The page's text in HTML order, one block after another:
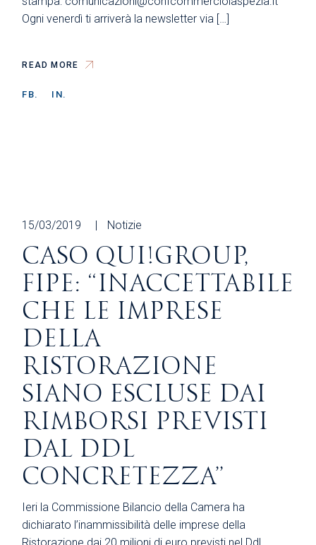
Ogni venerdì ti arriverà la newsletter via […]
READ MORE
FB. IN.
15/03/2019 Notizie
CASO QUI!GROUP,
FIPE: “INACCETTABILE
CHE LE IMPRESE
DELLA
RISTORAZIONE
SIANO ESCLUSE DAI
RIMBORSI PREVISTI
DAL DDL
CONCRETEZZA”
Ieri la Commissione Bilancio della Camera ha
dichiarato l’inammissibilità delle imprese della